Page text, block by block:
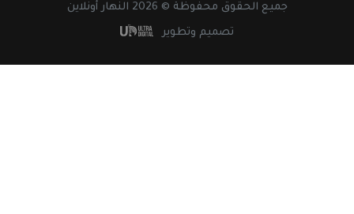
جميع الحقوق محفوظة © 2026 النهار أونلاين
تصميم وتطوير